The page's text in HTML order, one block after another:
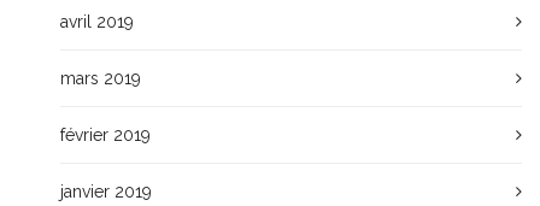
avril 2019
mars 2019
février 2019
janvier 2019